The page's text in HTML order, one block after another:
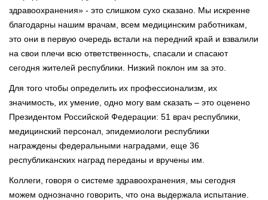
здравоохранения» - это слишком сухо сказано. Мы искренне
благодарны нашим врачам, всем медицинским работникам,
это они в первую очередь встали на передний край и взвалили
на свои плечи всю ответственность, спасали и спасают
сегодня жителей республики. Низкий поклон им за это.
Для того чтобы определить их профессионализм, их
значимость, их умение, одно могу вам сказать – это оценено
Президентом Российской Федерации: 51 врач республики,
медицинский персонал, эпидемиологи республики
награждены федеральными наградами, еще 36
республиканских наград переданы и вручены им.
Коллеги, говоря о системе здравоохранения, мы сегодня
можем однозначно говорить, что она выдержала испытание.